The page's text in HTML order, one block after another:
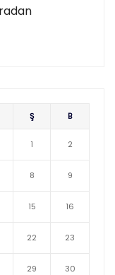
Ş B
1 2
8 9
15 16
22 23
29 30